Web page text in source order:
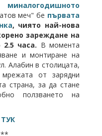
миналогодишното
меч" бе първата
, чиято най-нова
зареждане на
часа. В момента
и монтиране на
Алабин в столицата,
от зарядни
страна, за да стане
ползването на
ТУК